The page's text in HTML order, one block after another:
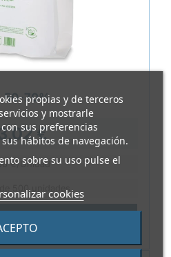
propias y de terceros
y mostrarle
sus preferencias
hábitos de navegación.
sobre su uso pulse el
cookies
50-70%
€
€/Unidad
500 unidades
